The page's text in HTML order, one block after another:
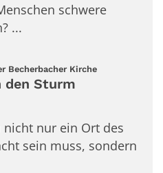
schwere
...
Becherbacher Kirche:
den Sturm
nur ein Ort des
sein muss, sondern